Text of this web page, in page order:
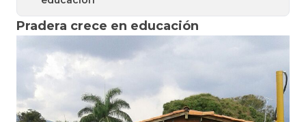
Pradera crece en educación